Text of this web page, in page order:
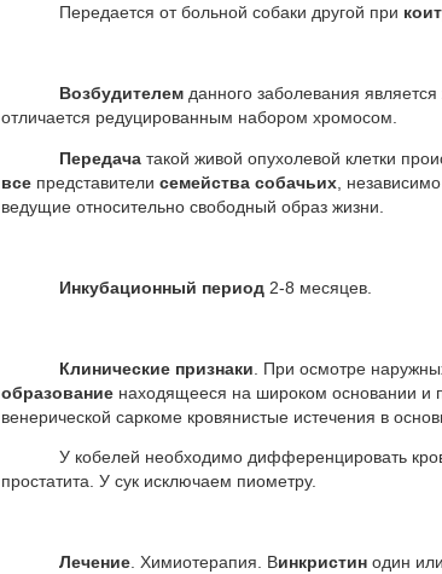
Передается от больной собаки другой при
Возбудителемданного заболевания является
отличается редуцированным набором хромосом.
Передачатакой живой опухолевой клетки
всепредставители семейства собачьих,
ведущие относительно свободный образ жизни.
Инкубационный период2-8 месяцев.
Клинические признаки . При осмотре
образованиенаходящееся на широком основании и
венерической саркоме кровянистые истечения в
У кобелей необходимо дифференцировать
простатита. У сук исключаем пиометру.
Лечение. Химиотерапия. Винкристинодин